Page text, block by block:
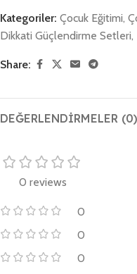
Kategoriler: Çocuk Eğitimi,
Dikkati Güçlendirme Setleri,
Share:
DEĞERLENDIRMELER (0)
0 reviews
0
0
0